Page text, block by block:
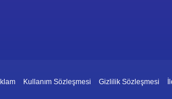
Kullanım Sözleşmesi Gizlilik Sözleşmesi